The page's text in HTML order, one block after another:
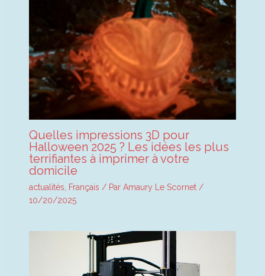
Quelles impressions 3D pour
Halloween 2025 ? Les idées les plus
terrifiantes à imprimer à votre
domicile
actualités Français / Par Amaury Le Scornet /
10/20/2025